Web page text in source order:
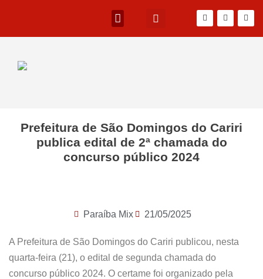
Prefeitura de São Domingos do Cariri
publica edital de 2ª chamada do
concurso público 2024
Paraíba Mix 21/05/2025
A Prefeitura de São Domingos do Cariri publicou, nesta
quarta-feira (21), o edital de segunda chamada do
concurso público 2024. O certame foi organizado pela